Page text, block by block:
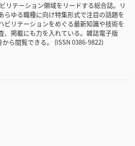
テーション領域をリードする総合誌。リ
らゆる職種に向け特集形式で注目の話題を
ビリテーションをめぐる最新知識や技術を
、掲載にも力を入れている。雑誌電子版
ら閲覧できる。 (ISSN 0386-9822)